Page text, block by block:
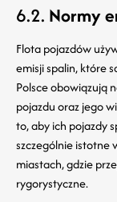
6.2. Normy
Flota pojazdów
emisji spalin, które
Polsce obowiązują
pojazdu oraz jego
to, aby ich pojazdy
szczególnie istotne
miastach, gdzie
rygorystyczne.